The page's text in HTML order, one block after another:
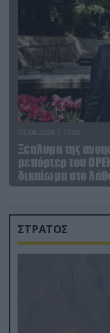
03.08.2026 | 19:02
Ξέπλυμα της
ρεπόρτερ του
δικαίωμα στο
ΣΤΡΑΤΟΣ